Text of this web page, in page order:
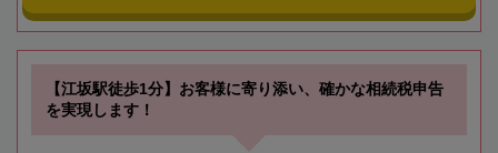
【江坂駅徒歩1分】お客様に寄り添い、確かな相続税申告
を実現します！